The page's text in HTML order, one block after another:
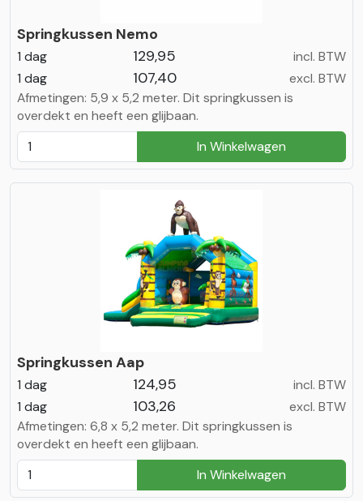
Springkussen Nemo
1 dag 129,95
incl. BTW
1 dag
107,40
excl. BTW
Afmetingen: 5,9 x 5,2 meter. Dit springkussen is
overdekt en heeft een glijbaan.
In Winkelwagen
Springkussen Aap
1 dag 124,95
incl. BTW
1 dag
103,26
excl. BTW
Afmetingen: 6,8 x 5,2 meter. Dit springkussen is
overdekt en heeft een glijbaan.
In Winkelwagen